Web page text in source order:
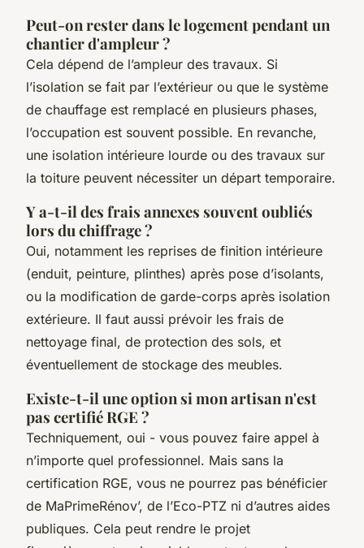
Peut-on rester dans le logement pendant un
chantier d'ampleur ?
Cela dépend de l’ampleur des travaux. Si
l’isolation se fait par l’extérieur ou que le système
de chauffage est remplacé en plusieurs phases,
l’occupation est souvent possible. En revanche,
une isolation intérieure lourde ou des travaux sur
la toiture peuvent nécessiter un départ temporaire.
Y a-t-il des frais annexes souvent oubliés
lors du chiffrage ?
Oui, notamment les reprises de finition intérieure
(enduit, peinture, plinthes) après pose d’isolants,
ou la modification de garde-corps après isolation
extérieure. Il faut aussi prévoir les frais de
nettoyage final, de protection des sols, et
éventuellement de stockage des meubles.
Existe-t-il une option si mon artisan n'est
pas certifié RGE ?
Techniquement, oui - vous pouvez faire appel à
n’importe quel professionnel. Mais sans la
certification RGE, vous ne pourrez pas bénéficier
de MaPrimeRénov’, de l’Eco-PTZ ni d’autres aides
publiques. Cela peut rendre le projet